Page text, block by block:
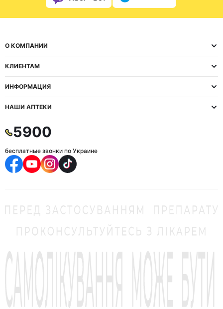
О КОМПАНИИ
КЛИЕНТАМ
ИНФОРМАЦИЯ
НАШИ АПТЕКИ
5900
бесплатные звонки по Украине